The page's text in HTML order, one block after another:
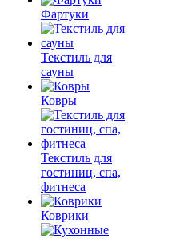
Фартуки
Текстиль для
сауны
Ковры
Текстиль для
гостиниц, спа,
фитнеса
Коврики